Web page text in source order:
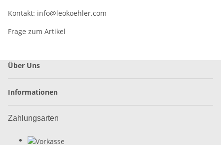
Kontakt: info@leokoehler.com
Frage zum Artikel
Über Uns
Informationen
Zahlungsarten